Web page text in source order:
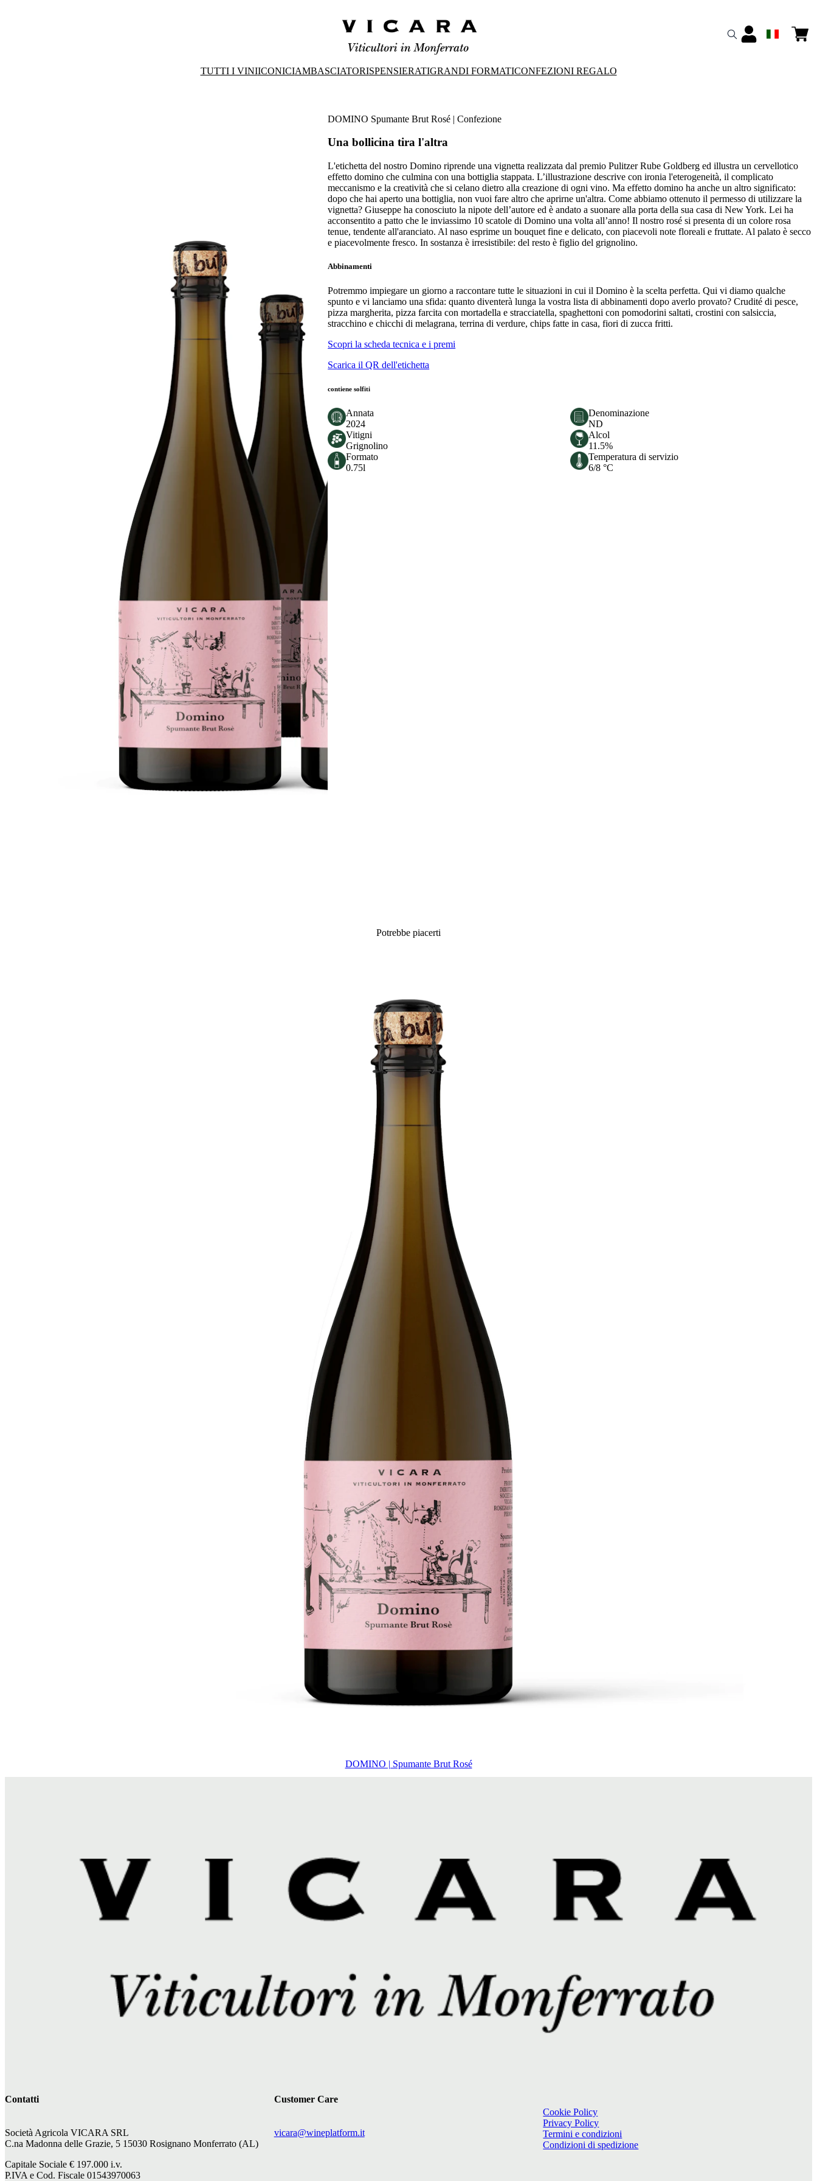
TUTTI I VINIICONICIAMBASCIATORISPENSIERATIGRANDI FORMATICONFEZIONI REGALO
DOMINO Spumante Brut Rosé | Confezione
Una bollicina tira l'altra
L'etichetta del nostro Domino riprende una vignetta realizzata dal premio Pulitzer Rube Goldberg ed illustra un cervellotico
effetto domino che culmina con una bottiglia stappata. L’illustrazione descrive con ironia l'eterogeneità, il complicato
meccanismo e la creatività che si celano dietro alla creazione di ogni vino. Ma effetto domino ha anche un altro significato:
dopo che hai aperto una bottiglia, non vuoi fare altro che aprirne un'altra. Come abbiamo ottenuto il permesso di utilizzare la
vignetta? Giuseppe ha conosciuto la nipote dell’autore ed è andato a suonare alla porta della sua casa di New York. Lei ha
acconsentito a patto che le inviassimo 10 scatole di Domino una volta all’anno! Il nostro rosé si presenta di un colore rosa
tenue, tendente all'aranciato. Al naso esprime un bouquet fine e delicato, con piacevoli note floreali e fruttate. Al palato è secco
e piacevolmente fresco. In sostanza è irresistibile: del resto è figlio del grignolino.
Abbinamenti
Potremmo impiegare un giorno a raccontare tutte le situazioni in cui il Domino è la scelta perfetta. Qui vi diamo qualche
spunto e vi lanciamo una sfida: quanto diventerà lunga la vostra lista di abbinamenti dopo averlo provato? Crudité di pesce,
pizza margherita, pizza farcita con mortadella e stracciatella, spaghettoni con pomodorini saltati, crostini con salsiccia,
stracchino e chicchi di melagrana, terrina di verdure, chips fatte in casa, fiori di zucca fritti.
Scopri la scheda tecnica e i premi
Scarica il QR dell'etichetta
contiene solfiti
Annata
2024
Denominazione
ND
Vitigni
Grignolino
Alcol
11.5%
Formato
0.75l
Temperatura di servizio
6/8 °C
Potrebbe piacerti
DOMINO | Spumante Brut Rosé
Contatti
Società Agricola VICARA SRL
C.na Madonna delle Grazie, 5 15030 Rosignano Monferrato (AL)
Capitale Sociale € 197.000 i.v.
P.IVA e Cod. Fiscale 01543970063
Customer Care
vicara@wineplatform.it
Cookie Policy
Privacy Policy
Termini e condizioni
Condizioni di spedizione